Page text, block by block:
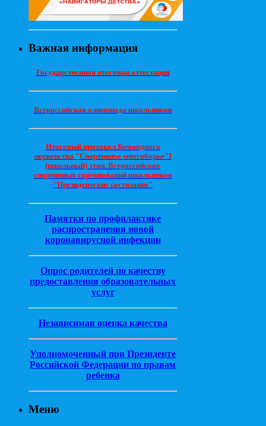
Важная информация
Государственная итоговая аттестация
Всероссийская олимпиада школьников
Итоговый протокол Командного
первенства "Спортивное многоборье"I
(школьный) этап. Всероссийских
спортивных соревнований школьников
"Президентские состязание"
Памятки по профилактике
распространения новой
коронавирусной инфекции
Опрос родителей по качеству
предоставления образовательных
услуг
Независимая оценка качества
Уполномоченный при Президенте
Российской Федерации по правам
ребенка
Меню